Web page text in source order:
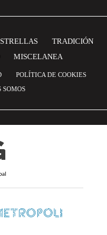
TRADICIÓN
MISCELANEA
POLÍTICA DE COOKIES
SOMOS